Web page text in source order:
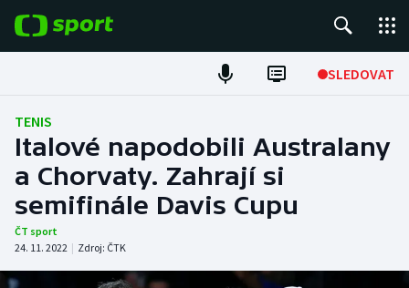
SLEDOVAT
Fotbal
Hokej
Tenis
Atletika
TENIS
Italové napodobili Australany
a Chorvaty. Zahrají si
semifinále Davis Cupu
ČT sport
24. 11. 2022 | Zdroj: ČTK